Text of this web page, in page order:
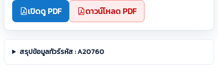
เปิดดู PDF ดาวน์โหลด PDF
สรุปข้อมูลทัวร์รหัส : A20760